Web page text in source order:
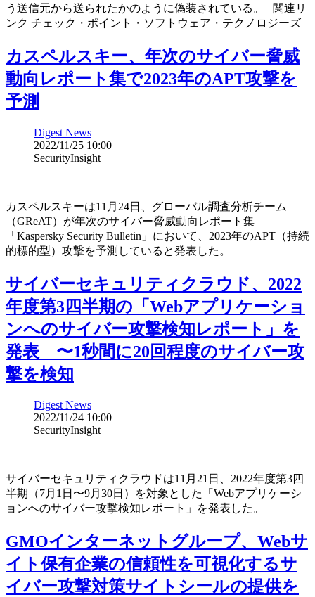
う送信元から送られたかのように偽装されている。 関連リ
ンク チェック・ポイント・ソフトウェア・テクノロジーズ
カスペルスキー、年次のサイバー脅威
動向レポート集で2023年のAPT攻撃を
予測
Digest News
2022/11/25 10:00
SecurityInsight
カスペルスキーは11月24日、グローバル調査分析チーム
（GReAT）が年次のサイバー脅威動向レポート集
「Kaspersky Security Bulletin」において、2023年のAPT（持続
的標的型）攻撃を予測していると発表した。
サイバーセキュリティクラウド、2022
年度第3四半期の「Webアプリケーショ
ンへのサイバー攻撃検知レポート」を
発表 〜1秒間に20回程度のサイバー攻
撃を検知
Digest News
2022/11/24 10:00
SecurityInsight
サイバーセキュリティクラウドは11月21日、2022年度第3四
半期（7月1日〜9月30日）を対象とした「Webアプリケーシ
ョンへのサイバー攻撃検知レポート」を発表した。
GMOインターネットグループ、Webサ
イト保有企業の信頼性を可視化するサ
イバー攻撃対策サイトシールの提供を